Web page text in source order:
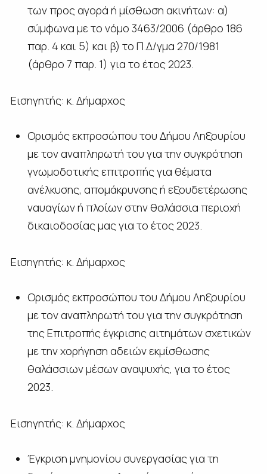
των προς αγορά ή μίσθωση ακινήτων: α)
σύμφωνα με το νόμο 3463/2006 (άρθρο 186
παρ. 4 και 5) και β) το Π.Δ/γμα 270/1981
(άρθρο 7 παρ. 1) για το έτος 2023.
Εισηγητής: κ. Δήμαρχος
Ορισμός εκπροσώπου του Δήμου Ληξουρίου
με τον αναπληρωτή του για την συγκρότηση
γνωμοδοτικής επιτροπής για θέματα
ανέλκυσης, απομάκρυνσης ή εξουδετέρωσης
ναυαγίων ή πλοίων στην θαλάσσια περιοχή
δικαιοδοσίας μας για το έτος 2023.
Εισηγητής: κ. Δήμαρχος
Ορισμός εκπροσώπου του Δήμου Ληξουρίου
με τον αναπληρωτή του για την συγκρότηση
της Επιτροπής έγκρισης αιτημάτων σχετικών
με την χορήγηση αδειών εκμίσθωσης
θαλάσσιων μέσων αναψυχής, για το έτος
2023.
Εισηγητής: κ. Δήμαρχος
Έγκριση μνημονίου συνεργασίας για τη